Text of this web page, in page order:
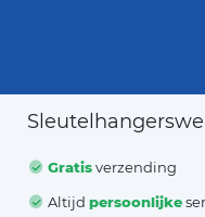
Gratisverzending
Altijdpersoonlijke